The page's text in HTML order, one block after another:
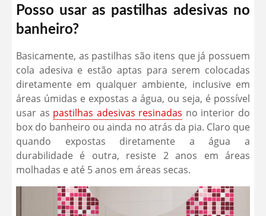
Posso usar as pastilhas adesivas no
banheiro?
Basicamente, as pastilhas são itens que já possuem
cola adesiva e estão aptas para serem colocadas
diretamente em qualquer ambiente, inclusive em
áreas úmidas e expostas a água, ou seja, é possível
usar as pastilhas adesivas resinadas no interior do
box do banheiro ou ainda no atrás da pia. Claro que
quando expostas diretamente a água a
durabilidade é outra, resiste 2 anos em áreas
molhadas e até 5 anos em áreas secas.